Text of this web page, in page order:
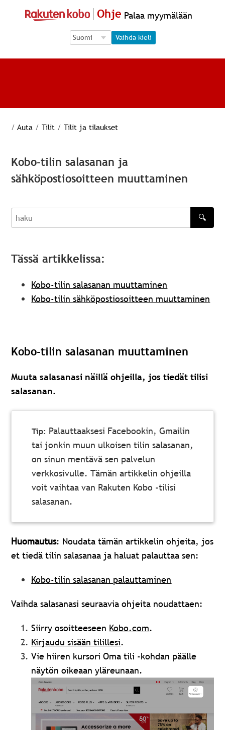
Ohje Palaa myymälään
Language Selection
Language Selection
Vaihda kieli
/ Auta / Tilit / Tilit ja tilaukset
Kobo-tilin salasanan ja
sähköpostiosoitteen muuttaminen
haku
🔍
Tässä artikkelissa:
Kobo-tilin salasanan muuttaminen
Kobo-tilin sähköpostiosoitteen muuttaminen
Kobo-tilin salasanan muuttaminen
Muuta salasanasi näillä ohjeilla, jos tiedät tilisi
salasanan.
Palauttaaksesi Facebookin, Gmailin
tai jonkin muun ulkoisen tilin salasanan,
on sinun mentävä sen palvelun
verkkosivulle. Tämän artikkelin ohjeilla
voit vaihtaa van Rakuten Kobo -tilisi
salasanan.
Huomautus: Noudata tämän artikkelin ohjeita, jos
et tiedä tilin salasanaa ja haluat palauttaa sen:
Kobo-tilin salasanan palauttaminen
Vaihda salasanasi seuraavia ohjeita noudattaen:
Siirry osoitteeseen Kobo.com.
Kirjaudu sisään tilillesi.
Vie hiiren kursori Oma tili -kohdan päälle
näytön oikeaan yläreunaan.